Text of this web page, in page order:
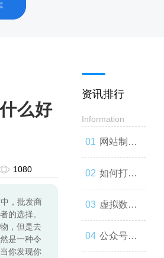
么好
1080
，批发商
的选择。
，但是去
是一种令
你发现你
资讯排行
Information
网站制
作：让你
的品牌与
世界联系
如何打造
一款高效
的网站
虚拟数字
人：技术
公众号开